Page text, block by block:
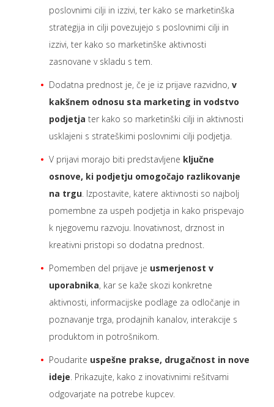
poslovnimi cilji in izzivi, ter kako se marketinška
strategija in cilji povezujejo s poslovnimi cilji in
izzivi, ter kako so marketinške aktivnosti
zasnovane v skladu s tem.
Dodatna prednost je, če je iz prijave razvidno, v
kakšnem odnosu sta marketing in vodstvo
podjetja ter kako so marketinški cilji in aktivnosti
usklajeni s strateškimi poslovnimi cilji podjetja.
V prijavi morajo biti predstavljene ključne
osnove, ki podjetju omogočajo razlikovanje
na trgu. Izpostavite, katere aktivnosti so najbolj
pomembne za uspeh podjetja in kako prispevajo
k njegovemu razvoju. Inovativnost, drznost in
kreativni pristopi so dodatna prednost.
Pomemben del prijave je usmerjenost v
uporabnika, kar se kaže skozi konkretne
aktivnosti, informacijske podlage za odločanje in
poznavanje trga, prodajnih kanalov, interakcije s
produktom in potrošnikom.
Poudarite uspešne prakse, drugačnost in nove
ideje. Prikazujte, kako z inovativnimi rešitvami
odgovarjate na potrebe kupcev.